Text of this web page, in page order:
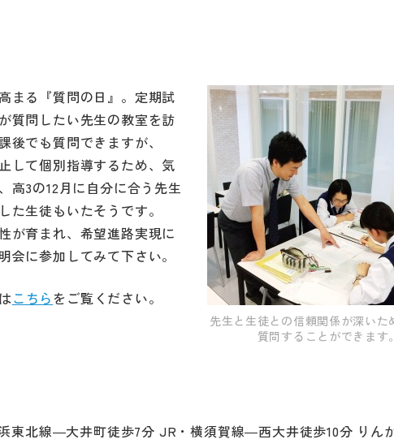
先生と生徒との信頼関係が深いた
質問することができます。
まる『質問の日』。定期試
質問したい先生の教室を訪
でも質問できますが、
して個別指導するため、気
高3の12月に自分に合う先生
た生徒もいたそうです。
が育まれ、希望進路実現に
に参加してみて下さい。
こちら をご覧ください。
東北線―大井町徒歩7分 JR・横須賀線―西大井徒歩10分 りん